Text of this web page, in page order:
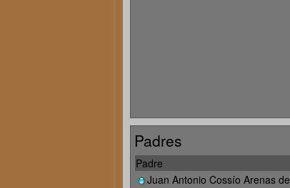
Padres
Padre
Juan Antonio Cossío Arenas de